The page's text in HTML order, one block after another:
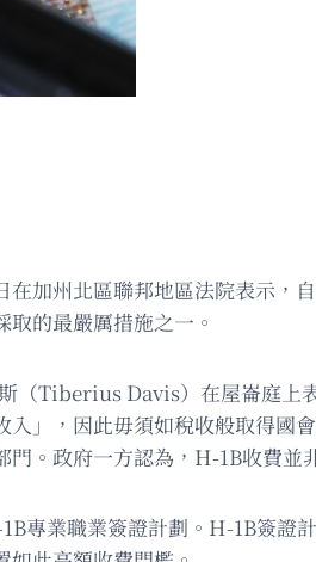
加州北區聯邦地區法院表示，
的最嚴厲措施之一。
Tiberius Davis）在屋崙庭上
」，因此毋須如稅收般取得國
。政府一方認為，H-1B收費並
專業職業簽證計劃。H-1B簽證